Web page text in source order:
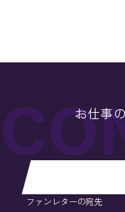
お仕事
ファンレターの宛先